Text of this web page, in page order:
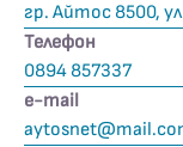
гр. Айтос 8500,
Телефон
0894 857337
е-mail